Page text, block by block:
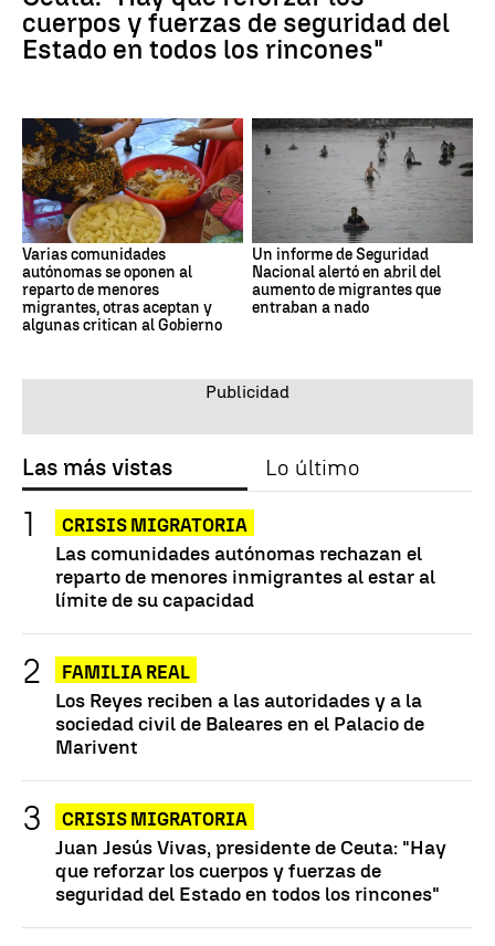
cuerpos y fuerzas de seguridad del
Estado en todos los rincones"
Varias comunidades
autónomas se oponen al
reparto de menores
migrantes, otras aceptan y
algunas critican al Gobierno
Un informe de Seguridad
Nacional alertó en abril del
aumento de migrantes que
entraban a nado
Las más vistas Lo último
CRISIS MIGRATORIA
Las comunidades autónomas rechazan el
reparto de menores inmigrantes al estar al
límite de su capacidad
FAMILIA REAL
Los Reyes reciben a las autoridades y a la
sociedad civil de Baleares en el Palacio de
Marivent
CRISIS MIGRATORIA
Juan Jesús Vivas, presidente de Ceuta: "Hay
que reforzar los cuerpos y fuerzas de
seguridad del Estado en todos los rincones"